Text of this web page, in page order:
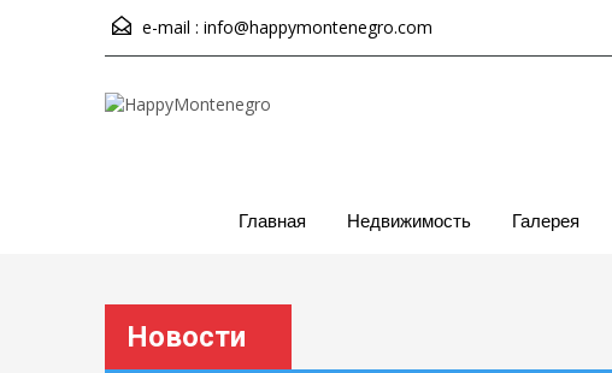
e-mail : info@happymontenegro.com
Главная Недвижимость Галерея
Новости